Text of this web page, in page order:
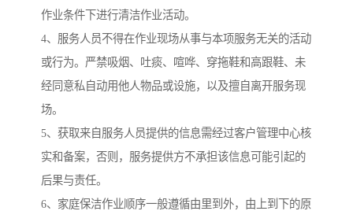
作业条件下进行清洁作业活动。
4、服务人员不得在作业现场从事与本项服务无关的活动
或行为。严禁吸烟、吐痰、喧哗、穿拖鞋和高跟鞋、未
经同意私自动用他人物品或设施，以及擅自离开服务现
场。
5、获取来自服务人员提供的信息需经过客户管理中心核
实和备案，否则，服务提供方不承担该信息可能引起的
后果与责任。
6、家庭保洁作业顺序一般遵循由里到外，由上到下的原